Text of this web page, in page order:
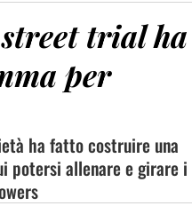
trial ha
per
ha fatto costruire una
potersi allenare e girare i